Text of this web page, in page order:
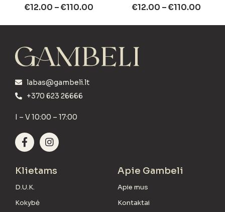
€12.00 –€110.00
€12.00 –€110.00
labas@gambeli.lt
+370 623 26666
I – V 10:00 – 17:00
Klietams
D.U.K.
Kokybė
Apie Gambeli
Apie mus
Kontaktai